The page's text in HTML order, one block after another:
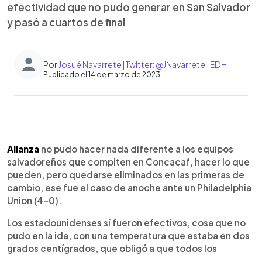
efectividad que no pudo generar en San Salvador
y pasó a cuartos de final
Por Josué Navarrete | Twitter: @JNavarrete_EDH
Publicado el 14 de marzo de 2023
Escuchar artículo
Alianza no pudo hacer nada diferente a los equipos
salvadoreños que compiten en Concacaf, hacer lo que
pueden, pero quedarse eliminados en las primeras de
cambio, ese fue el caso de anoche ante un Philadelphia
Union (4-0).
Los estadounidenses sí fueron efectivos, cosa que no
pudo en la ida, con una temperatura que estaba en dos
grados centígrados, que obligó a que todos los